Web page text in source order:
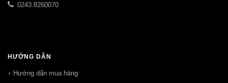
0243.8260070
HƯỚNG DẪN
Hướng dẩn mua hàng